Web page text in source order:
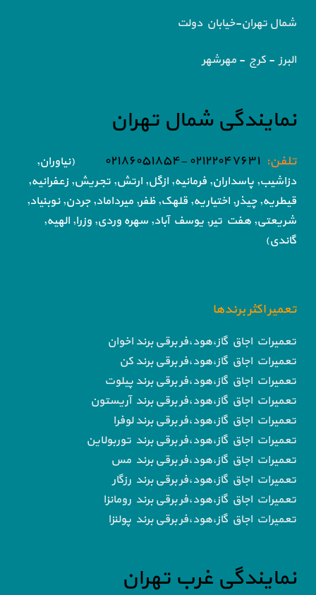
شمال تهران-خیابان دولت
البرز - کرج - مهرشهر
نمایندگی شمال تهران
تلفن: ۰۲۱۲۲۰۴۷۶۳۱ -۰۲۱۸۶۰۵۱۸۵۴
(نیاوران,
دزاشیب, پاسداران, فرمانیه, ازگل, ارتش, تجریش, زعفرانیه,
قیطریه, چیذر, اختیاریه, قلهک, ظفر, میرداماد, جردن, نوبنیاد,
شریعتی, هفت تیر, یوسف آباد, سهره وردی, وزرا, الهیه,
گاندی)
تعمیر اکثر برندها
تعمیرات اجاق گاز،هود،فر برقی برند اخوان
تعمیرات اجاق گاز،هود،فر برقی برند کن
تعمیرات اجاق گاز،هود،فر برقی برند پیلوت
تعمیرات اجاق گاز،هود،فر برقی برند آریستون
تعمیرات اجاق گاز،هود،فر برقی برند لوفرا
تعمیرات اجاق گاز،هود،فر برقی برند توربولاین
تعمیرات اجاق گاز،هود،فر برقی برند مس
تعمیرات اجاق گاز،هود،فر برقی برند رزگار
تعمیرات اجاق گاز،هود،فر برقی برند رومانزا
تعمیرات اجاق گاز،هود،فر برقی برند پولنزا
نمایندگی غرب تهران